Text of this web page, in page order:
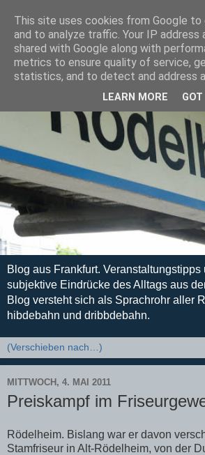
Blog aus Frankfurt. Veranstaltungstipps
subjektive Eindrücke des Alltags aus
Blog versteht sich als Sprachrohr aller
hibdebahn und dribbdebahn.
MITTWOCH, 4. MAI 2011
Preiskampf im
Rödelheim. Bislang war er davon
Stamfriseur in Alt-Rödelheim, von der
This site uses cookies from Google
and to analyze traffic. Your IP address
shared with Google along with
metrics to ensure quality of service,
statistics, and to detect and address
LEARN MORE